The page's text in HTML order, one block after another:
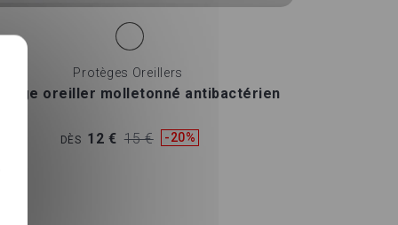
Protèges Oreillers
oreiller molletonné antibactérien
DÈS 12 € 15 €
-20%